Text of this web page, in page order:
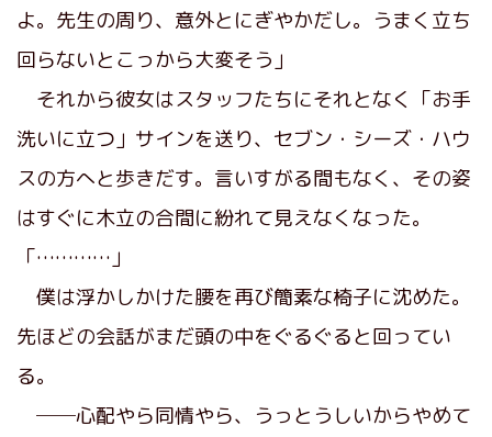
よ。先生の周り、意外とにぎやかだし。うまく立ち
回らないとこっから大変そう」
それから彼女はスタッフたちにそれとなく「お手
洗いに立つ」サインを送り、セブン・シーズ・ハウ
スの方へと歩きだす。言いすがる間もなく、その姿
はすぐに木立の合間に紛れて見えなくなった。
「…………」
僕は浮かしかけた腰を再び簡素な椅子に沈めた。
先ほどの会話がまだ頭の中をぐるぐると回ってい
る。
──心配やら同情やら、うっとうしいからやめて